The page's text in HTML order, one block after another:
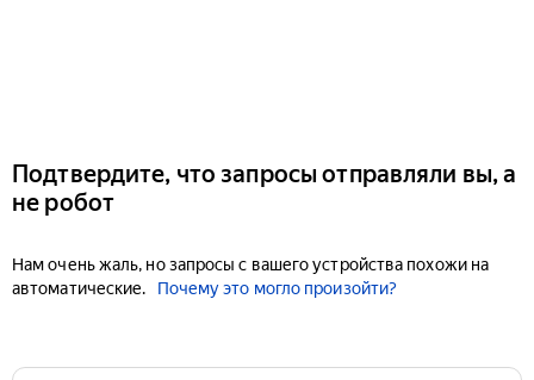
Подтвердите, что запросы отправляли вы, а
не робот
Нам очень жаль, но запросы с вашего устройства похожи на
автоматические.
Почему это могло произойти?